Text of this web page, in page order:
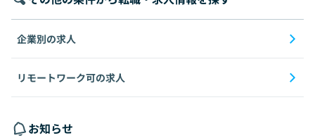
企業別の求人
リモートワーク可の求人
お知らせ